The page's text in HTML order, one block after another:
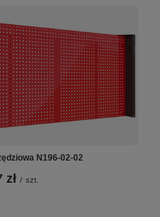
N196-02-02
zł / szt.